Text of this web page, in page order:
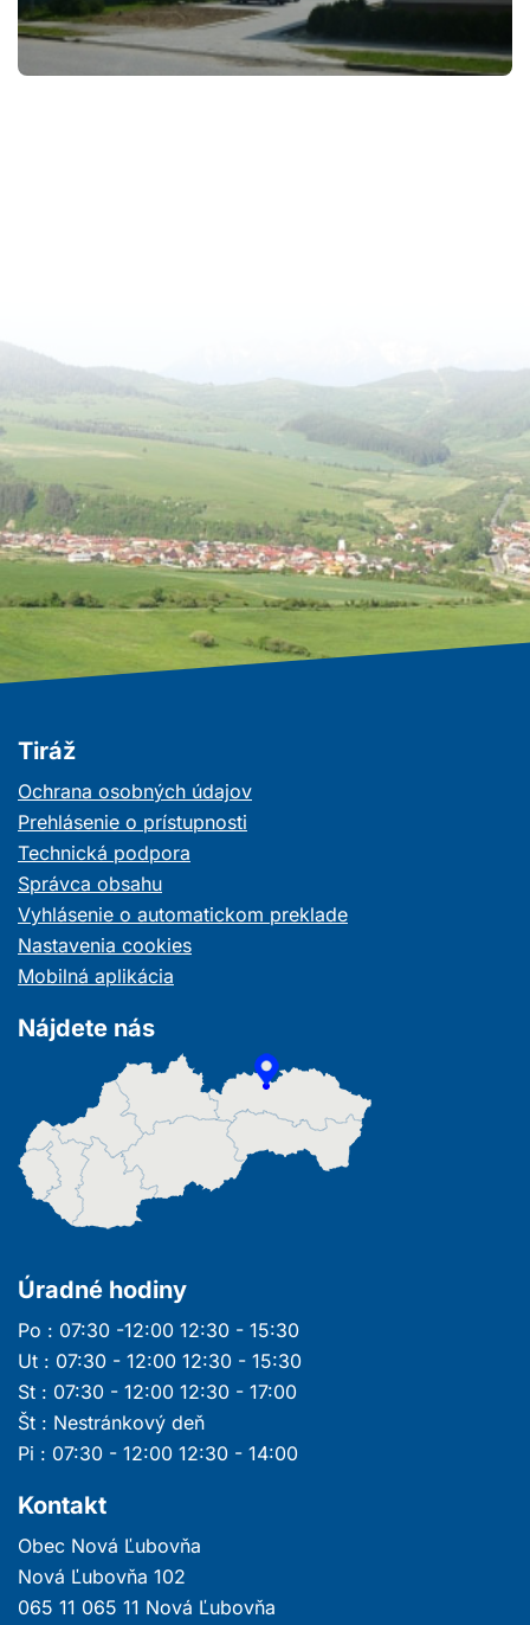
Tiráž
Ochrana osobných údajov
Prehlásenie o prístupnosti
Technická podpora
Správca obsahu
Vyhlásenie o automatickom preklade
Nastavenia cookies
Mobilná aplikácia
Nájdete nás
Úradné hodiny
Po : 07:30 -12:00 12:30 - 15:30
Ut : 07:30 - 12:00 12:30 - 15:30
St : 07:30 - 12:00 12:30 - 17:00
Št : Nestránkový deň
Pi : 07:30 - 12:00 12:30 - 14:00
Kontakt
Obec Nová Ľubovňa
Nová Ľubovňa 102
065 11 065 11 Nová Ľubovňa